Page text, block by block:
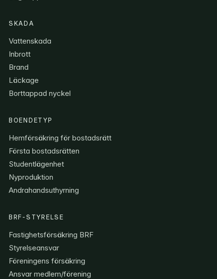
SKADA
Vattenskada
Inbrott
Brand
Läckage
Borttappad nyckel
BOENDETYP
Hemförsäkring för bostadsrätt
Första bostadsrätten
Studentlägenhet
Nyproduktion
Andrahandsuthyrning
BRF-STYRELSE
Fastighetsförsäkring BRF
Styrelseansvar
Föreningens försäkring
Ansvar medlem/förening